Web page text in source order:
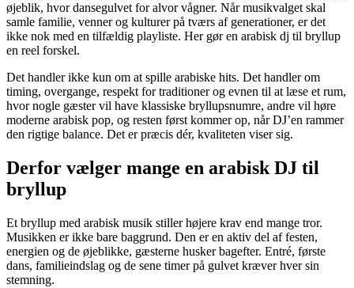
øjeblik, hvor dansegulvet for alvor vågner. Når musikvalget skal
samle familie, venner og kulturer på tværs af generationer, er det
ikke nok med en tilfældig playliste. Her gør en arabisk dj til bryllup
en reel forskel.
Det handler ikke kun om at spille arabiske hits. Det handler om
timing, overgange, respekt for traditioner og evnen til at læse et rum,
hvor nogle gæster vil have klassiske bryllupsnumre, andre vil høre
moderne arabisk pop, og resten først kommer op, når DJ’en rammer
den rigtige balance. Det er præcis dér, kvaliteten viser sig.
Derfor vælger mange en arabisk DJ til
bryllup
Et bryllup med arabisk musik stiller højere krav end mange tror.
Musikken er ikke bare baggrund. Den er en aktiv del af festen,
energien og de øjeblikke, gæsterne husker bagefter. Entré, første
dans, familieindslag og de sene timer på gulvet kræver hver sin
stemning.